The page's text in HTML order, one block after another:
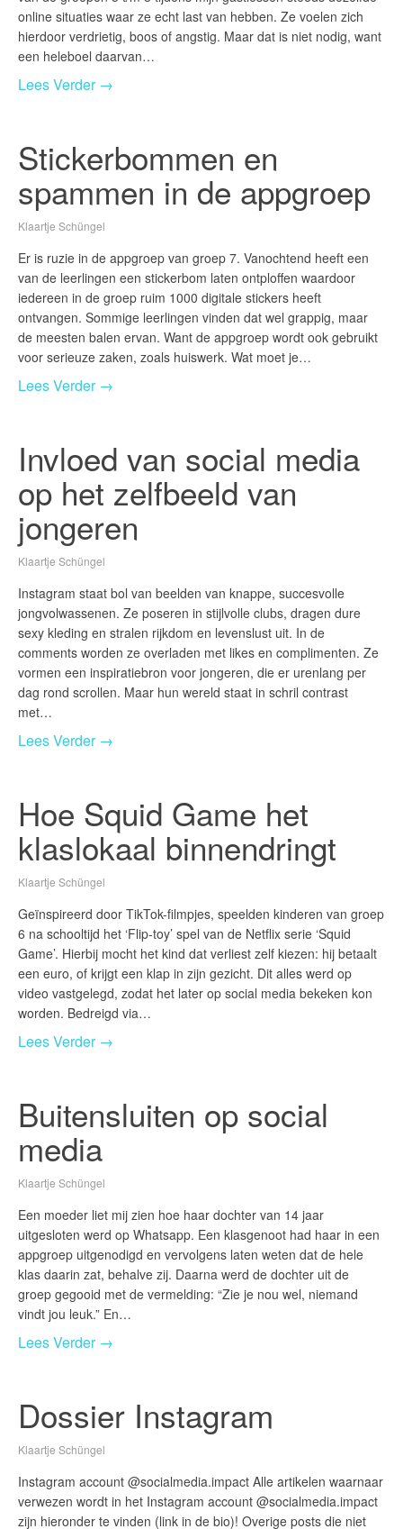
online situaties waar ze echt last van hebben. Ze voelen zich
hierdoor verdrietig, boos of angstig. Maar dat is niet nodig, want
een heleboel daarvan…
Lees Verder →
Stickerbommen en
spammen in de appgroep
Klaartje Schüngel
Er is ruzie in de appgroep van groep 7. Vanochtend heeft een
van de leerlingen een stickerbom laten ontploffen waardoor
iedereen in de groep ruim 1000 digitale stickers heeft
ontvangen. Sommige leerlingen vinden dat wel grappig, maar
de meesten balen ervan. Want de appgroep wordt ook gebruikt
voor serieuze zaken, zoals huiswerk. Wat moet je…
Lees Verder →
Invloed van social media
op het zelfbeeld van
jongeren
Klaartje Schüngel
Instagram staat bol van beelden van knappe, succesvolle
jongvolwassenen. Ze poseren in stijlvolle clubs, dragen dure
sexy kleding en stralen rijkdom en levenslust uit. In de
comments worden ze overladen met likes en complimenten. Ze
vormen een inspiratiebron voor jongeren, die er urenlang per
dag rond scrollen. Maar hun wereld staat in schril contrast
met…
Lees Verder →
Hoe Squid Game het
klaslokaal binnendringt
Klaartje Schüngel
Geïnspireerd door TikTok-filmpjes, speelden kinderen van groep
6 na schooltijd het ‘Flip-toy’ spel van de Netflix serie ‘Squid
Game’. Hierbij mocht het kind dat verliest zelf kiezen: hij betaalt
een euro, of krijgt een klap in zijn gezicht. Dit alles werd op
video vastgelegd, zodat het later op social media bekeken kon
worden. Bedreigd via…
Lees Verder →
Buitensluiten op social
media
Klaartje Schüngel
Een moeder liet mij zien hoe haar dochter van 14 jaar
uitgesloten werd op Whatsapp. Een klasgenoot had haar in een
appgroep uitgenodigd en vervolgens laten weten dat de hele
klas daarin zat, behalve zij. Daarna werd de dochter uit de
groep gegooid met de vermelding: “Zie je nou wel, niemand
vindt jou leuk.” En…
Lees Verder →
Dossier Instagram
Klaartje Schüngel
Instagram account @socialmedia.impact Alle artikelen waarnaar
verwezen wordt in het Instagram account @socialmedia.impact
zijn hieronder te vinden (link in de bio)! Overige posts die niet